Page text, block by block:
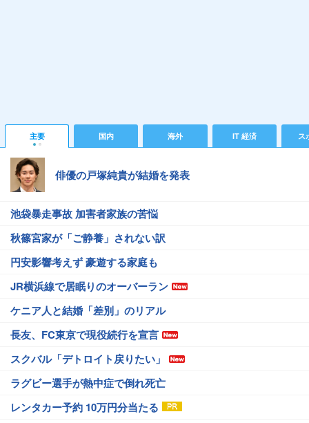
主要 国内 海外 IT 経済 ス
俳優の戸塚純貴が結婚を発表
池袋暴走事故 加害者家族の苦悩
秋篠宮家が「ご静養」されない訳
円安影響考えず 豪遊する家庭も
JR横浜線で居眠りのオーバーラン
ケニア人と結婚「差別」のリアル
長友、FC東京で現役続行を宣言
スクバル「デトロイト戻りたい」
ラグビー選手が熱中症で倒れ死亡
レンタカー予約 10万円分当たる